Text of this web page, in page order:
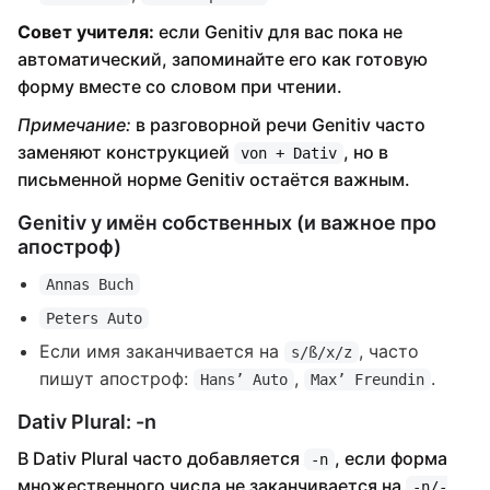
Совет учителя: если Genitiv для вас пока не
автоматический, запоминайте его как готовую
форму вместе со словом при чтении.
Примечание: в разговорной речи Genitiv часто
заменяют конструкцией
von + Dativ , но в
письменной норме Genitiv остаётся важным.
Genitiv у имён собственных (и важное про
апостроф)
Annas Buch
Peters Auto
Если имя заканчивается на s/ß/x/z , часто
пишут апостроф:
Hans’ Auto , Max’ Freundin .
Dativ Plural: -n
В Dativ Plural часто добавляется -n , если форма
множественного числа не заканчивается на